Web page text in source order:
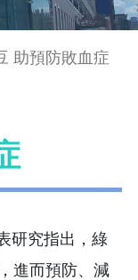
助預防敗血症
研究指出，綠
進而預防、減